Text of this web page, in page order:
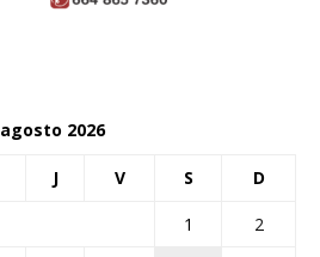
agosto 2026
J V S D
1
2